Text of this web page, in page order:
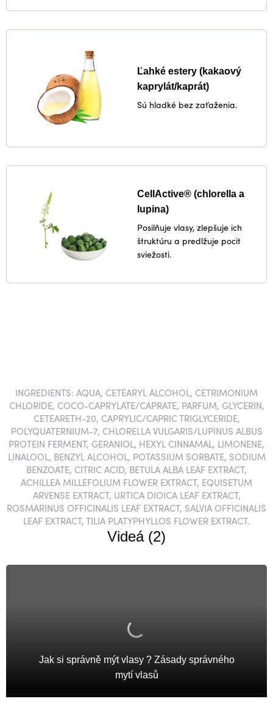
Ľahké estery (kakaový
kaprylát/kaprát)
Sú hladké bez zaťaženia.
CellActive® (chlorella a
lupina)
Posilňuje vlasy, zlepšuje ich
štruktúru a predlžuje pocit
sviežosti.
INGREDIENTS: AQUA, CETEARYL ALCOHOL, CETRIMONIUM
CHLORIDE, COCO-CAPRYLATE/CAPRATE, PARFUM, GLYCERIN,
CETEARETH-20, CAPRYLIC/CAPRIC TRIGLYCERIDE,
POLYQUATERNIUM-7, CHLORELLA VULGARIS/LUPINUS ALBUS
PROTEIN FERMENT, GERANIOL, HEXYL CINNAMAL, LIMONENE,
LINALOOL, BENZYL ALCOHOL, POTASSIUM SORBATE, SODIUM
BENZOATE, CITRIC ACID, BETULA ALBA LEAF EXTRACT,
ACHILLEA MILLEFOLIUM FLOWER EXTRACT, EQUISETUM
ARVENSE EXTRACT, URTICA DIOICA LEAF EXTRACT,
ROSMARINUS OFFICINALIS LEAF EXTRACT, SALVIA OFFICINALIS
LEAF EXTRACT, TILIA PLATYPHYLLOS FLOWER EXTRACT.
Videá (2)
Jak si správně mýt vlasy ? Zásady správného
mytí vlasů